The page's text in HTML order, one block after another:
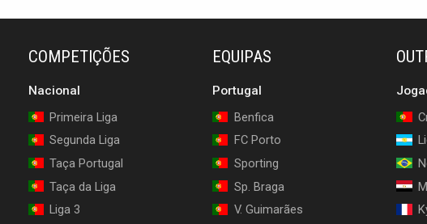
COMPETIÇÕES
Nacional
Primeira Liga
Segunda Liga
Taça Portugal
Taça da Liga
Liga 3
EQUIPAS
Portugal
Benfica
FC Porto
Sporting
Sp. Braga
V. Guimarães